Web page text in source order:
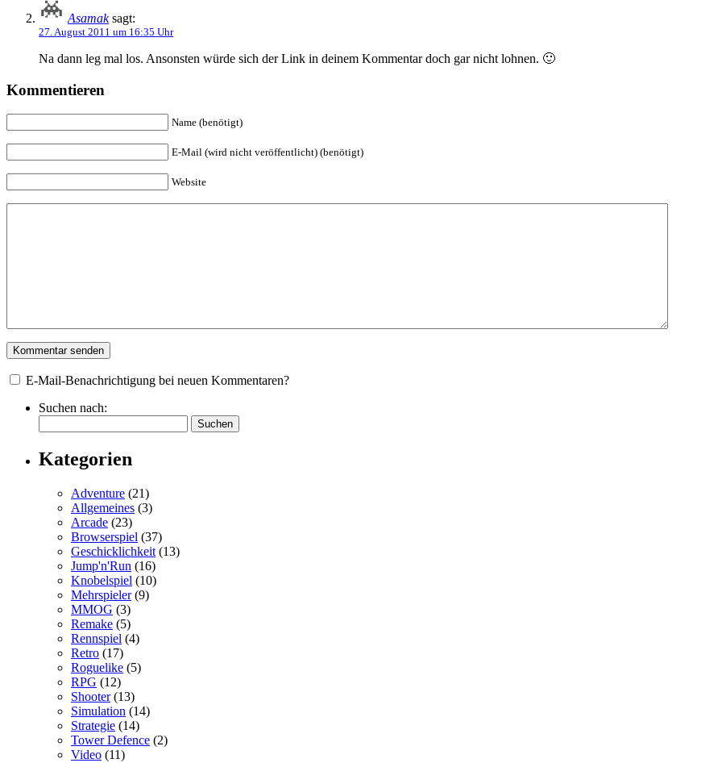
Asamaksagt:
27. August 2011 um 16:35 Uhr
Na dann leg mal los. Ansonsten würde sich der Link in deinem Kommentar doch gar nicht lohnen. 🙂
Kommentieren
Name (benötigt)
E-Mail (wird nicht veröffentlicht) (benötigt)
Website
E-Mail-Benachrichtigung bei neuen Kommentaren?
Suchen nach:
Kategorien
Adventure (21)
Allgemeines (3)
Arcade (23)
Browserspiel (37)
Geschicklichkeit (13)
Jump'n'Run (16)
Knobelspiel (10)
Mehrspieler(9)
MMOG (3)
Remake (5)
Rennspiel (4)
Retro (17)
Roguelike (5)
RPG (12)
Shooter(13)
Simulation (14)
Strategie (14)
Tower Defence (2)
Video (11)